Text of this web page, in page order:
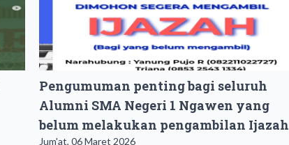
Pengumuman penting bagi seluruh
Alumni SMA Negeri 1 Ngawen yang
belum melakukan pengambilan Ijazah
Jum'at, 06 Maret 2026